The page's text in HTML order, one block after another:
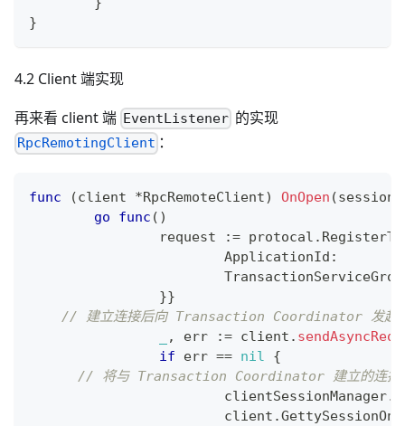
}
4.2 Client 端实现
再来看 client 端 EventListener 的实现
RpcRemotingClient ：
func (client *RpcRemoteClient) OnOpen (session
go
func ( )
		request
:= protocal .
			ApplicationId
:
}}
// 建立连接后向 Transaction Coordinator 发起
, err := client .
if err == nil
{
// 将与 Transaction Coordinator 建立的连接保
			clientSessionManager
.
			client
.